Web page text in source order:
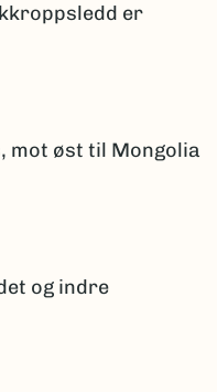
er
mot øst til Mongolia
og indre